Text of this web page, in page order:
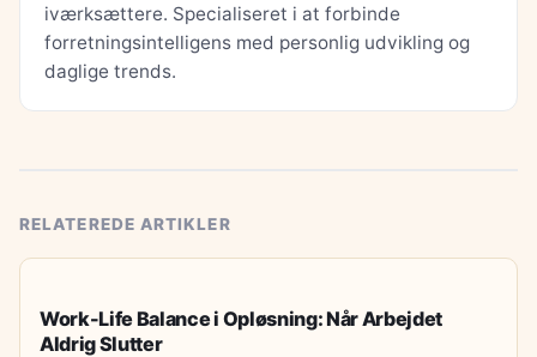
iværksættere. Specialiseret i at forbinde
forretningsintelligens med personlig udvikling og
daglige trends.
RELATEREDE ARTIKLER
Work-Life Balance i Opløsning: Når Arbejdet
Aldrig Slutter